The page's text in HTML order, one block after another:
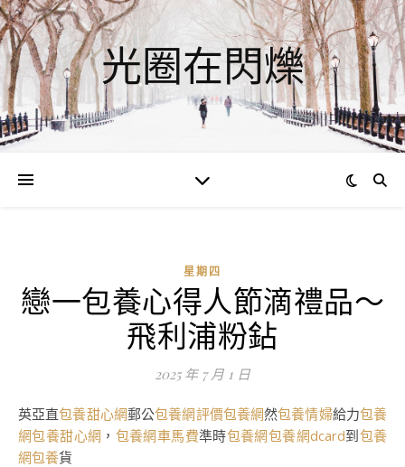
光圈在閃爍
星期四
戀一包養心得人節滴禮品～
飛利浦粉鉆
2025 年 7 月 1 日
英亞直包養甜心網郵公包養網評價包養網然包養情婦給力包養
網包養甜心網 ， 包養網車馬費準時包養網包養網dcard到包養
網包養貨